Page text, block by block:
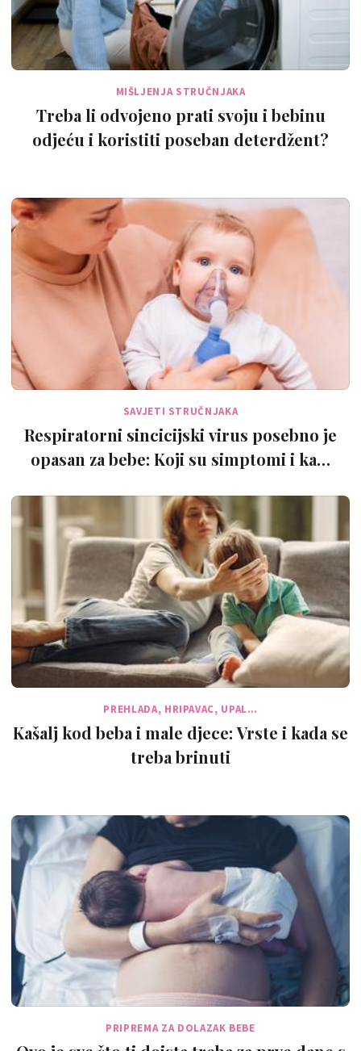
MIŠLJENJA STRUČNJAKA
Treba li odvojeno prati svoju i bebinu
odjeću i koristiti poseban deterdžent?
SAVJETI STRUČNJAKA
Respiratorni sincicijski virus posebno je
opasan za bebe: Koji su simptomi i ka…
PREHLADA, HRIPAVAC, UPAL…
Kašalj kod beba i male djece: Vrste i kada se
treba brinuti
PRIPREMA ZA DOLAZAK BEBE